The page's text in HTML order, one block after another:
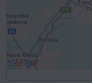
Povoliť a